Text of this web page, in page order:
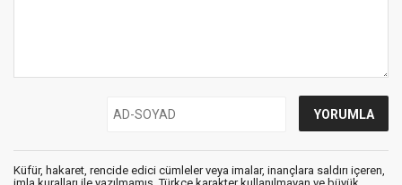
Küfür, hakaret, rencide edici cümleler veya imalar, inançlara saldırı içeren,